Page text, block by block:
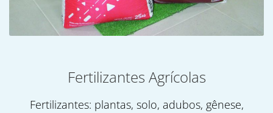
Fertilizantes Agrícolas
Fertilizantes: plantas, solo, adubos, gênese,